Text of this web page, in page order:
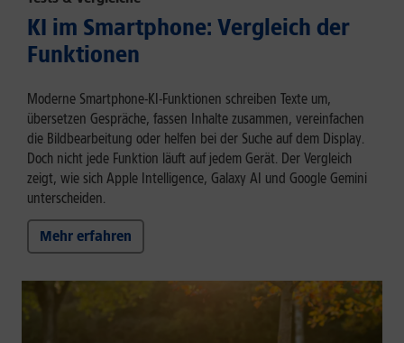
KI im Smartphone: Vergleich der
Funktionen
Moderne Smartphone-KI-Funktionen schreiben Texte um,
übersetzen Gespräche, fassen Inhalte zusammen, vereinfachen
die Bildbearbeitung oder helfen bei der Suche auf dem Display.
Doch nicht jede Funktion läuft auf jedem Gerät. Der Vergleich
zeigt, wie sich Apple Intelligence, Galaxy AI und Google Gemini
unterscheiden.
Mehr erfahren